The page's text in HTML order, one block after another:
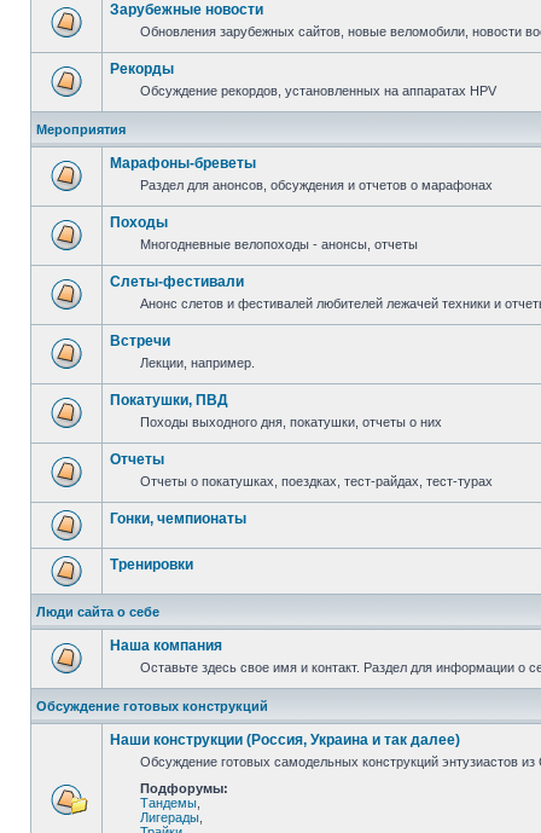
Зарубежные новости
Обновления зарубежных сайтов, новые веломобили, новости
Рекорды
Обсуждение рекордов, установленных на аппаратах HPV
Мероприятия
Марафоны-бреветы
Раздел для анонсов, обсуждения и отчетов о марафонах
Походы
Многодневные велопоходы - анонсы, отчеты
Слеты-фестивали
Анонс слетов и фестивалей любителей лежачей техники и
Встречи
Лекции, например.
Покатушки, ПВД
Походы выходного дня, покатушки, отчеты о них
Отчеты
Отчеты о покатушках, поездках, тест-райдах, тест-турах
Гонки, чемпионаты
Тренировки
Люди сайта о себе
Наша компания
Оставьте здесь свое имя и контакт. Раздел для информации о
Обсуждение готовых конструкций
Наши конструкции (Россия, Украина и так далее)
Обсуждение готовых самодельных конструкций энтузиастов
Подфорумы:
Тандемы
Лигерады